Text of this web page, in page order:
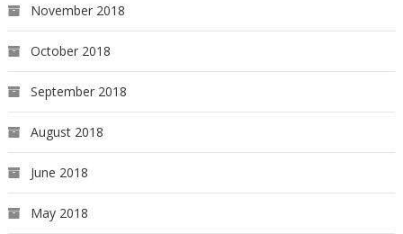
November 2018
October 2018
September 2018
August 2018
June 2018
May 2018